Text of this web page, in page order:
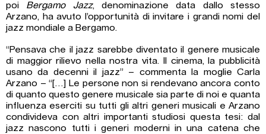
poi Bergamo Jazz, denominazione data dallo stesso
Arzano, ha avuto l’opportunità di invitare i grandi nomi del
jazz mondiale a Bergamo.
“Pensava che il jazz sarebbe diventato il genere musicale
di maggior rilievo nella nostra vita. Il cinema, la pubblicità
usano da decenni il jazz” – commenta la moglie Carla
Arzano – “[…] Le persone non si rendevano ancora conto
di quanto questo genere musicale sia parte di noi e quanta
influenza eserciti su tutti gli altri generi musicali e Arzano
condivideva con altri importanti studiosi questa tesi: dal
jazz nascono tutti i generi moderni in una catena che